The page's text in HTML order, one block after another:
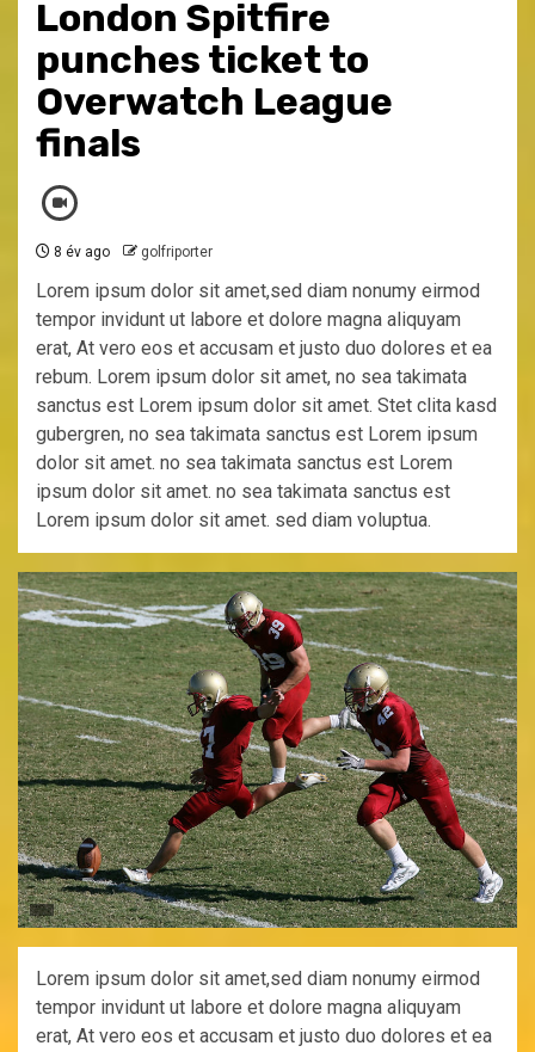
London Spitfire
punches ticket to
Overwatch League
finals
8 év ago golfriporter
Lorem ipsum dolor sit amet,sed diam nonumy eirmod
tempor invidunt ut labore et dolore magna aliquyam
erat, At vero eos et accusam et justo duo dolores et ea
rebum. Lorem ipsum dolor sit amet, no sea takimata
sanctus est Lorem ipsum dolor sit amet. Stet clita kasd
gubergren, no sea takimata sanctus est Lorem ipsum
dolor sit amet. no sea takimata sanctus est Lorem
ipsum dolor sit amet. no sea takimata sanctus est
Lorem ipsum dolor sit amet. sed diam voluptua.
Lorem ipsum dolor sit amet,sed diam nonumy eirmod
tempor invidunt ut labore et dolore magna aliquyam
erat, At vero eos et accusam et justo duo dolores et ea